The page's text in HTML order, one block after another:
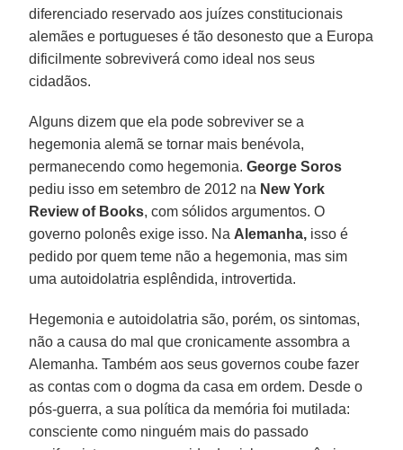
diferenciado reservado aos juízes constitucionais
alemães e portugueses é tão desonesto que a Europa
dificilmente sobreviverá como ideal nos seus
cidadãos.
Alguns dizem que ela pode sobreviver se a
hegemonia alemã se tornar mais benévola,
permanecendo como hegemonia.George Soros
pediu isso em setembro de 2012 na New York
Review of Books, com sólidos argumentos. O
governo polonês exige isso. Na Alemanha, isso é
pedido por quem teme não a hegemonia, mas sim
uma autoidolatria esplêndida, introvertida.
Hegemonia e autoidolatria são, porém, os sintomas,
não a causa do mal que cronicamente assombra a
Alemanha. Também aos seus governos coube fazer
as contas com o dogma da casa em ordem. Desde o
pós-guerra, a sua política da memória foi mutilada:
consciente como ninguém mais do passado